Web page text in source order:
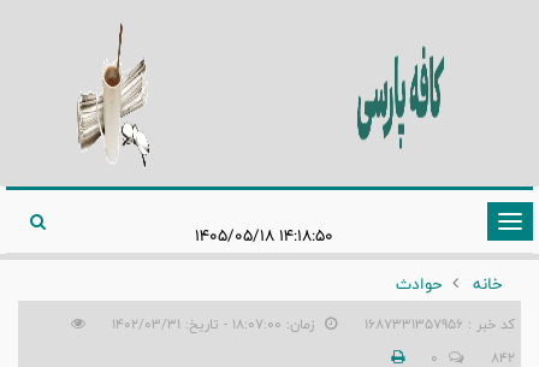
تغییر
وضعیت
ناوبری
خانه
حوادث
کد خبر : 1687331357956
زمان: ۱۸:۰۷:۰۰ - تاریخ: ۱۴۰۲/۰۳/۳۱
842
0